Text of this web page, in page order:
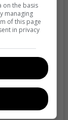
on the basis
managing
of this page
in privacy